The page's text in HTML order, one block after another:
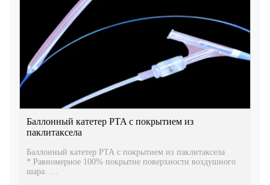
Баллонный катетер PTA с покрытием из
паклитаксела
Баллонный катетер PTA с покрытием из паклитаксела
* Равномерное 100% покрытие поверхности воздушного
шара.